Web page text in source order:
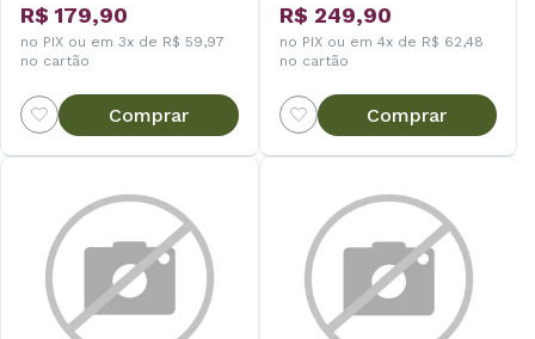
R$ 179,90
no PIX ou em 3x de R$ 59,97
no cartão
Comprar
R$ 249,90
no PIX ou em 4x de R$ 62,48
no cartão
Comprar